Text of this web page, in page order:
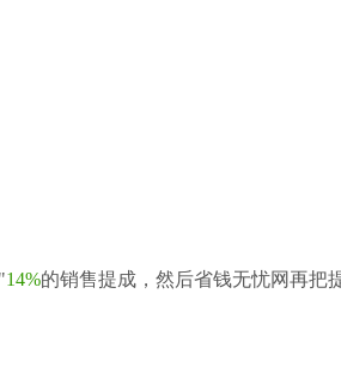
14%的销售提成，然后省钱无忧网再